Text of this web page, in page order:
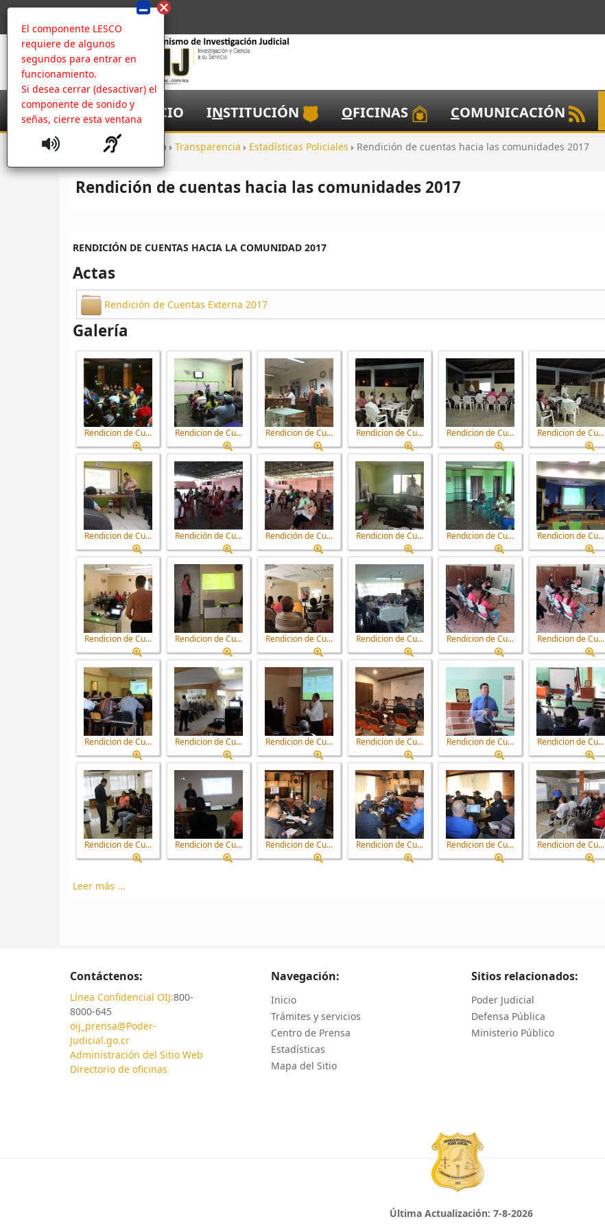
El componente LESCO
requiere de algunos
segundos para entrar en
funcionamiento.
Si desea cerrar (desactivar) el
componente de sonido y
señas, cierre esta ventana
NICIO INSTITUCIÓN OFICINAS COMUNICACIÓN
Inicio Apertura Transparencia Estadísticas Policiales Rendición de cuentas hacia las comunidades 2017
Rendición de cuentas hacia las comunidades 2017
RENDICIÓN DE CUENTAS HACIA LA COMUNIDAD 2017
Actas
Rendición de Cuentas Externa 2017
Galería
Rendicion de Cu... Rendicion de Cu... Rendicion de Cu... Rendicion de Cu... Rendicion de Cu... Rendicion de Cu...
Rendicion de Cu... Rendición de Cu... Rendición de Cu... Rendicion de Cu... Rendicion de Cu... Rendicion de Cu...
Rendicion de Cu... Rendicion de Cu... Rendicion de Cu... Rendicion de Cu... Rendicion de Cu... Rendicion de Cu...
Rendicion de Cu... Rendicion de Cu... Rendicion de Cu... Rendicion de Cu... Rendicion de Cu... Rendicion de Cu...
Rendicion de Cu... Rendicion de Cu... Rendicion de Cu... Rendicion de Cu... Rendicion de Cu... Rendicion de Cu...
Leer más ...
Contáctenos:
Línea Confidencial OIJ:800-
8000-645
oij_prensa@Poder-
Judicial.go.cr
Administración del Sitio Web
Directorio de oficinas
Navegación:
Inicio
Trámites y servicios
Centro de Prensa
Estadísticas
Mapa del Sitio
Sitios relacionados:
Poder Judicial
Defensa Pública
Ministerio Público
Última Actualización: 7-8-2026